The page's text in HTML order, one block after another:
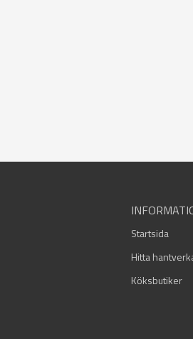
Startsida
Hitta
Köksbutiker